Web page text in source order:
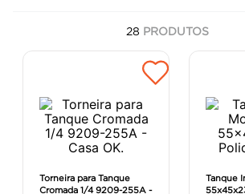
28 PRODUTOS
Torneira para Tanque
Cromada 1/4 9209-255A -
Tanque
massa corrida
chuveiro
argamassa